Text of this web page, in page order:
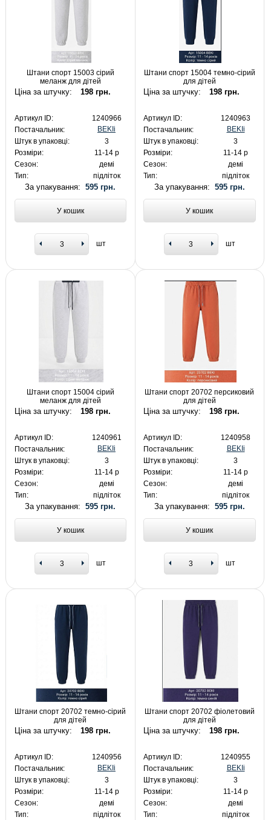
Штани спорт 15003 сірий
меланж для дітей
Ціна за штучку: 198 грн.
Артикул ID:
1240966
Постачальник:
BEKIi
Штук в упаковці:
3
Розміри:
11-14 р
Сезон:
демі
Тип:
підліток
За упакування:595 грн.
У кошик
шт
Штани спорт 15004 темно-сірий
для дітей
Ціна за штучку: 198 грн.
Артикул ID:
1240963
Постачальник:
BEKIi
Штук в упаковці:
3
Розміри:
11-14 р
Сезон:
демі
Тип:
підліток
За упакування: 595 грн.
У кошик
шт
Штани спорт 15004 сірий
меланж для дітей
Ціна за штучку: 198 грн.
Артикул ID:
1240961
Постачальник:
BEKIi
Штук в упаковці:
3
Розміри:
11-14 р
Сезон:
демі
Тип:
підліток
За упакування:595 грн.
У кошик
шт
Штани спорт 20702 персиковий
для дітей
Ціна за штучку: 198 грн.
Артикул ID:
1240958
Постачальник:
BEKIi
Штук в упаковці:
3
Розміри:
11-14 р
Сезон:
демі
Тип:
підліток
За упакування: 595 грн.
У кошик
шт
Штани спорт 20702 темно-сірий
для дітей
Ціна за штучку: 198 грн.
Артикул ID:
1240956
Постачальник:
BEKIi
Штук в упаковці:
3
Розміри:
11-14 р
Сезон:
демі
Тип:
підліток
Штани спорт 20702 фіолетовий
для дітей
Ціна за штучку: 198 грн.
Артикул ID:
1240955
Постачальник:
BEKIi
Штук в упаковці:
3
Розміри:
11-14 р
Сезон:
демі
Тип:
підліток